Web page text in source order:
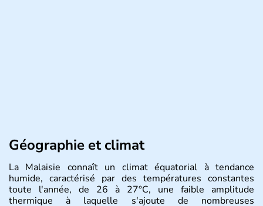
Géographie et climat
La Malaisie connaît un climat équatorial à tendance
humide, caractérisé par des températures constantes
toute l'année, de 26 à 27°C, une faible amplitude
thermique à laquelle s'ajoute de nombreuses